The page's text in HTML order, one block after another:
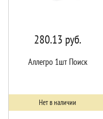
280.13 руб.
Аллегро 1шт Поиск
Нет в наличии